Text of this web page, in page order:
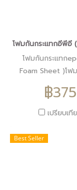
โฟมกันกระแทกอีพีอี
โฟมกันกระแทก
Foam Sheet )โ
กระแทกสีดำหนา
ราคา300บาท
฿375
เปรียบเที
Best Seller